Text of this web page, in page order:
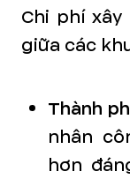
Chi phí
giữa các
Thành
nhân
hơn